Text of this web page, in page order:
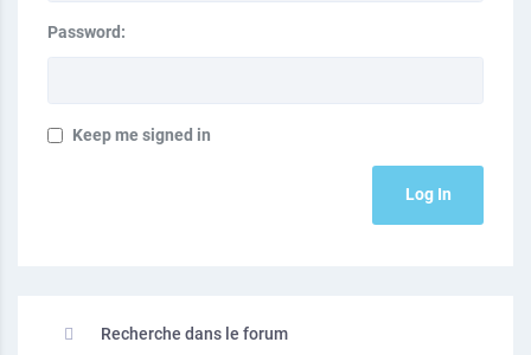
Password:
Keep me signed in
Log In
Recherche dans le forum